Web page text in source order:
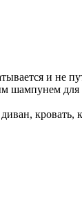
и не
шампунем
кровать,